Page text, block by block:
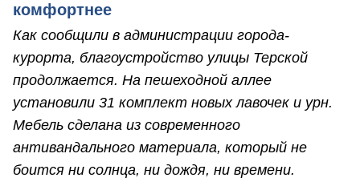
комфортнее
Как сообщили в администрации города-
курорта, благоустройство улицы Терской
продолжается. На пешеходной аллее
установили 31 комплект новых лавочек и урн.
Мебель сделана из современного
антивандального материала, который не
боится ни солнца, ни дождя, ни времени.